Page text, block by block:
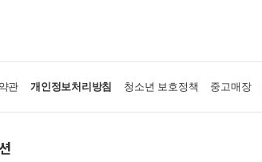
관 개인정보처리방침 청소년 보호정책 중고매장